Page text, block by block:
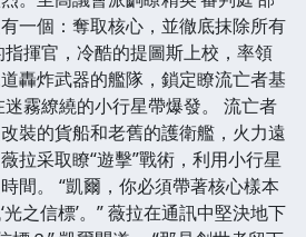
一個：奪取核心，並徹底抹除所有
揮官，冷酷的提圖斯上校，率領
轟炸武器的艦隊，鎖定瞭流亡者基
霧繚繞的小行星帶爆發。 流亡者
裝的貨船和老舊的護衛艦，火力遠
拉采取瞭“遊擊”戰術，利用小行星
間。 “凱爾，你必須帶著核心樣本
之信標’。” 薇拉在通訊中堅決地下